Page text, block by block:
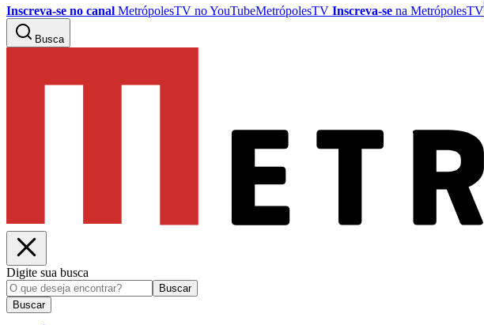
Inscreva-se no canal MetrópolesTV noYouTubeMetrópolesTV Inscreva-se na MetrópolesTV
Busca
Digite sua busca
Buscar
Buscar